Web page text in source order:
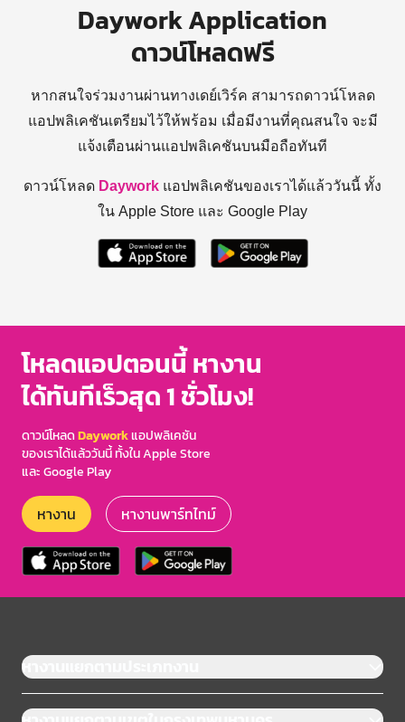
Daywork Application
ดาวน์โหลดฟรี
หากสนใจร่วมงานผ่านทางเดย์เวิร์ค สามารถดาวน์โหลด
แอปพลิเคชันเตรียมไว้ให้พร้อม เมื่อมีงานที่คุณสนใจ จะมี
แจ้งเตือนผ่านแอปพลิเคชันบนมือถือทันที
ดาวน์โหลด Daywork แอปพลิเคชันของเราได้แล้ววันนี้ ทั้ง
ใน Apple Store และ Google Play
โหลดแอปตอนนี้ หางาน
ได้ทันทีเร็วสุด 1 ชั่วโมง!
ดาวน์โหลดDayworkแอปพลิเคชัน
ของเราได้แล้ววันนี้ ทั้งใน Apple Store
และ Google Play
หางาน หางานพาร์ทไทม์
หางานแยกตามประเภทงาน